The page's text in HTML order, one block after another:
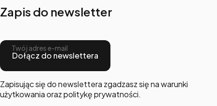
Zapis do newsletter
Twój adres e-mail
Dołącz do newslettera
Zapisując się do newslettera zgadzasz się na warunki
użytkowania oraz politykę prywatności.